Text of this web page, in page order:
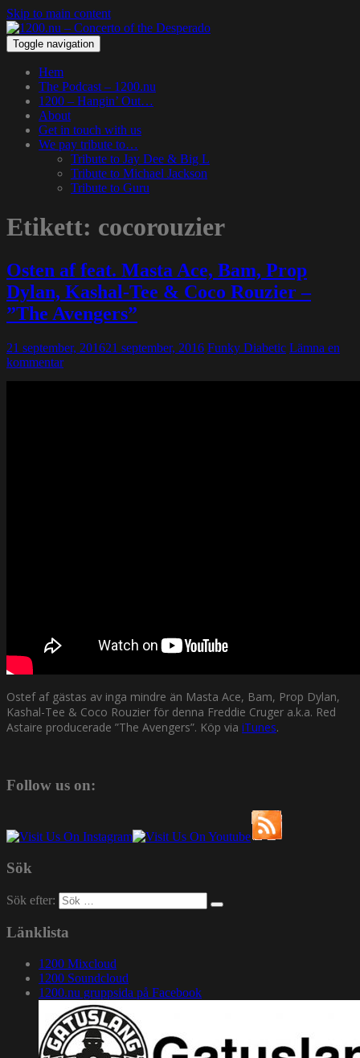
Skip to main content
Toggle navigation
Hem
The Podcast – 1200.nu
1200 – Hangin’ Out…
About
Get in touch with us
We pay tribute to…
Tribute to Jay Dee & Big L
Tribute to Michael Jackson
Tribute to Guru
Etikett: cocorouzier
Osten af feat. Masta Ace, Bam, Prop
Dylan, Kashal-Tee & Coco Rouzier –
”The Avengers”
21 september, 201621 september, 2016 Funky Diabetic Lämna en
kommentar
Ostef af gästas av inga mindre än Masta Ace, Bam, Prop Dylan,
Kashal-Tee & Coco Rouzier för denna Freddie Cruger a.k.a. Red
Astaire producerade ”The Avengers”. Köp via iTunes.
Follow us on:
Sök
Sök efter:
Länklista
1200 Mixcloud
1200 Soundcloud
1200.nu gruppsida på Facebook